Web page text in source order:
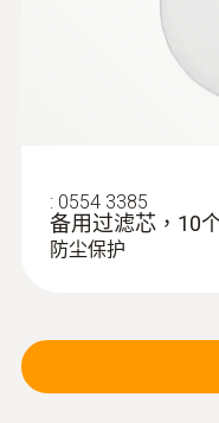
: 0554 3385
备用过滤芯，10
防尘保护